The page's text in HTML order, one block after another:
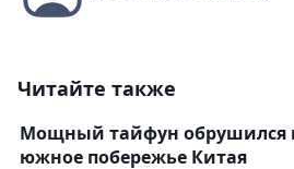
Читайте также
Мощный тайфун обрушился
южное побережье Китая